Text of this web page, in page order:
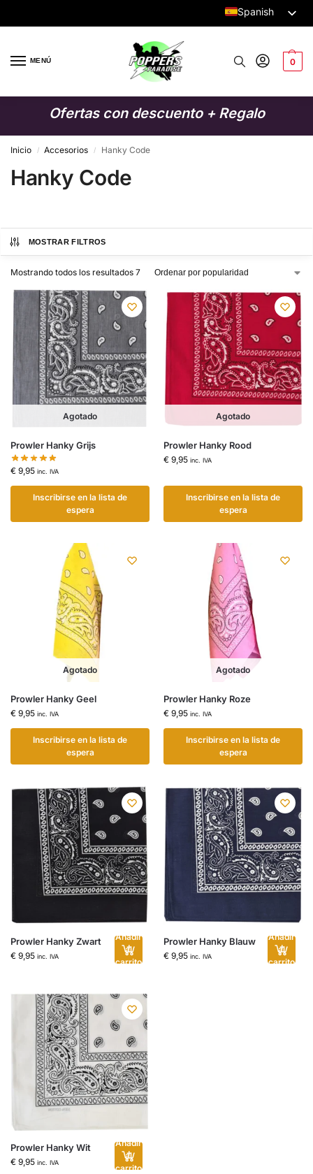
Spanish
English
MENÚ 0
Ofertas con descuento + Regalo
Inicio / Accesorios / Hanky Code
Hanky Code
MOSTRAR FILTROS
Mostrando todos los resultados 7
Agotado
Prowler Hanky Grijs
€ 9,95 inc. IVA
Inscribirse en la lista de
espera
Agotado
Prowler Hanky Rood
€ 9,95 inc. IVA
Inscribirse en la lista de
espera
Agotado
Prowler Hanky Geel
€ 9,95 inc. IVA
Inscribirse en la lista de
espera
Agotado
Prowler Hanky Roze
€ 9,95 inc. IVA
Inscribirse en la lista de
espera
Prowler Hanky Zwart
€ 9,95 inc. IVA
Añadir
al
carrito
Prowler Hanky Blauw
€ 9,95 inc. IVA
Añadir
al
carrito
Prowler Hanky Wit
€ 9,95 inc. IVA
Añadir
al
carrito